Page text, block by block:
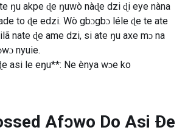
ŋu akpe ɖe ŋuwò nàɖe dzi ɖi eye nàna
to ɖe edzi. Wò gbɔgbɔ léle ɖe te ate
nate ɖe ame dzi, si ate ŋu axe mɔ na
nyuie.
asi le eŋu**: Ne ènya wɔe ko
Afɔwo Do Asi Ðe